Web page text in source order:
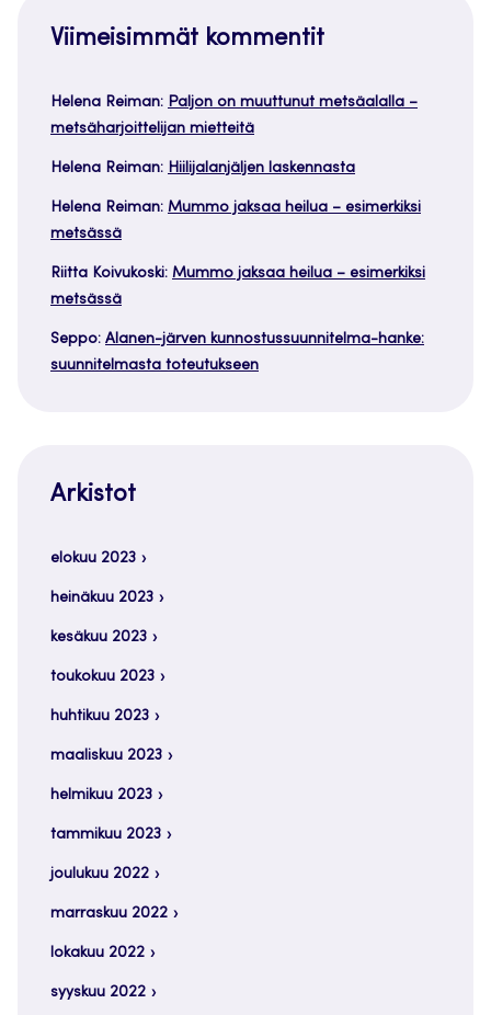
Viimeisimmät kommentit
Helena Reiman: Paljon on muuttunut metsäalalla –
metsäharjoittelijan mietteitä
Helena Reiman: Hiilijalanjäljen laskennasta
Helena Reiman: Mummo jaksaa heilua – esimerkiksi
metsässä
Riitta Koivukoski: Mummo jaksaa heilua – esimerkiksi
metsässä
Seppo: Alanen-järven kunnostussuunnitelma-hanke:
suunnitelmasta toteutukseen
Arkistot
elokuu 2023
heinäkuu 2023
kesäkuu 2023
toukokuu 2023
huhtikuu 2023
maaliskuu 2023
helmikuu 2023
tammikuu 2023
joulukuu 2022
marraskuu 2022
lokakuu 2022
syyskuu 2022